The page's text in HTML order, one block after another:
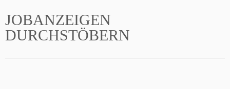
JOBANZEIGEN
DURCHSTÖBERN